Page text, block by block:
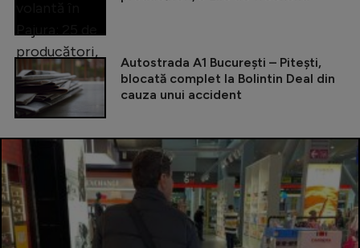
Autostrada A1 București – Pitești,
blocată complet la Bolintin Deal din
cauza unui accident